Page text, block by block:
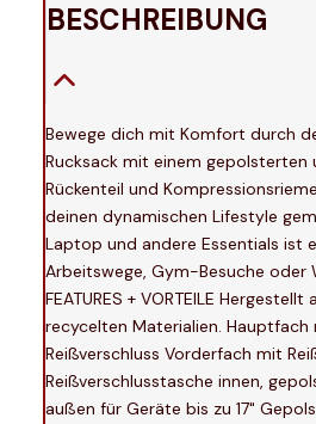
BESCHREIBUNG
Bewege dich mit Komfort durch
Rucksack mit einem gepolsterten
Rückenteil und
deinen dynamischen Lifestyle
Laptop und andere Essentials ist
Arbeitswege, Gym-Besuche oder
FEATURES + VORTEILE
recycelten Materialien.
Reißverschluss Vorderfach mit
Reißverschlusstasche innen,
außen für Geräte bis zu 17"